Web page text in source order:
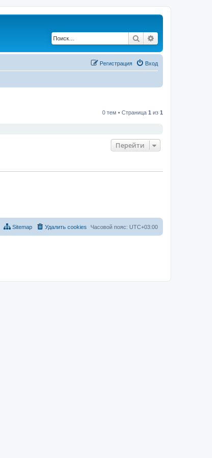
Поиск
Вход
Регистрация
0 тем • Страница 1 из 1
Перейти
Часовой пояс: UTC+03:00
Удалить cookies
Sitemap